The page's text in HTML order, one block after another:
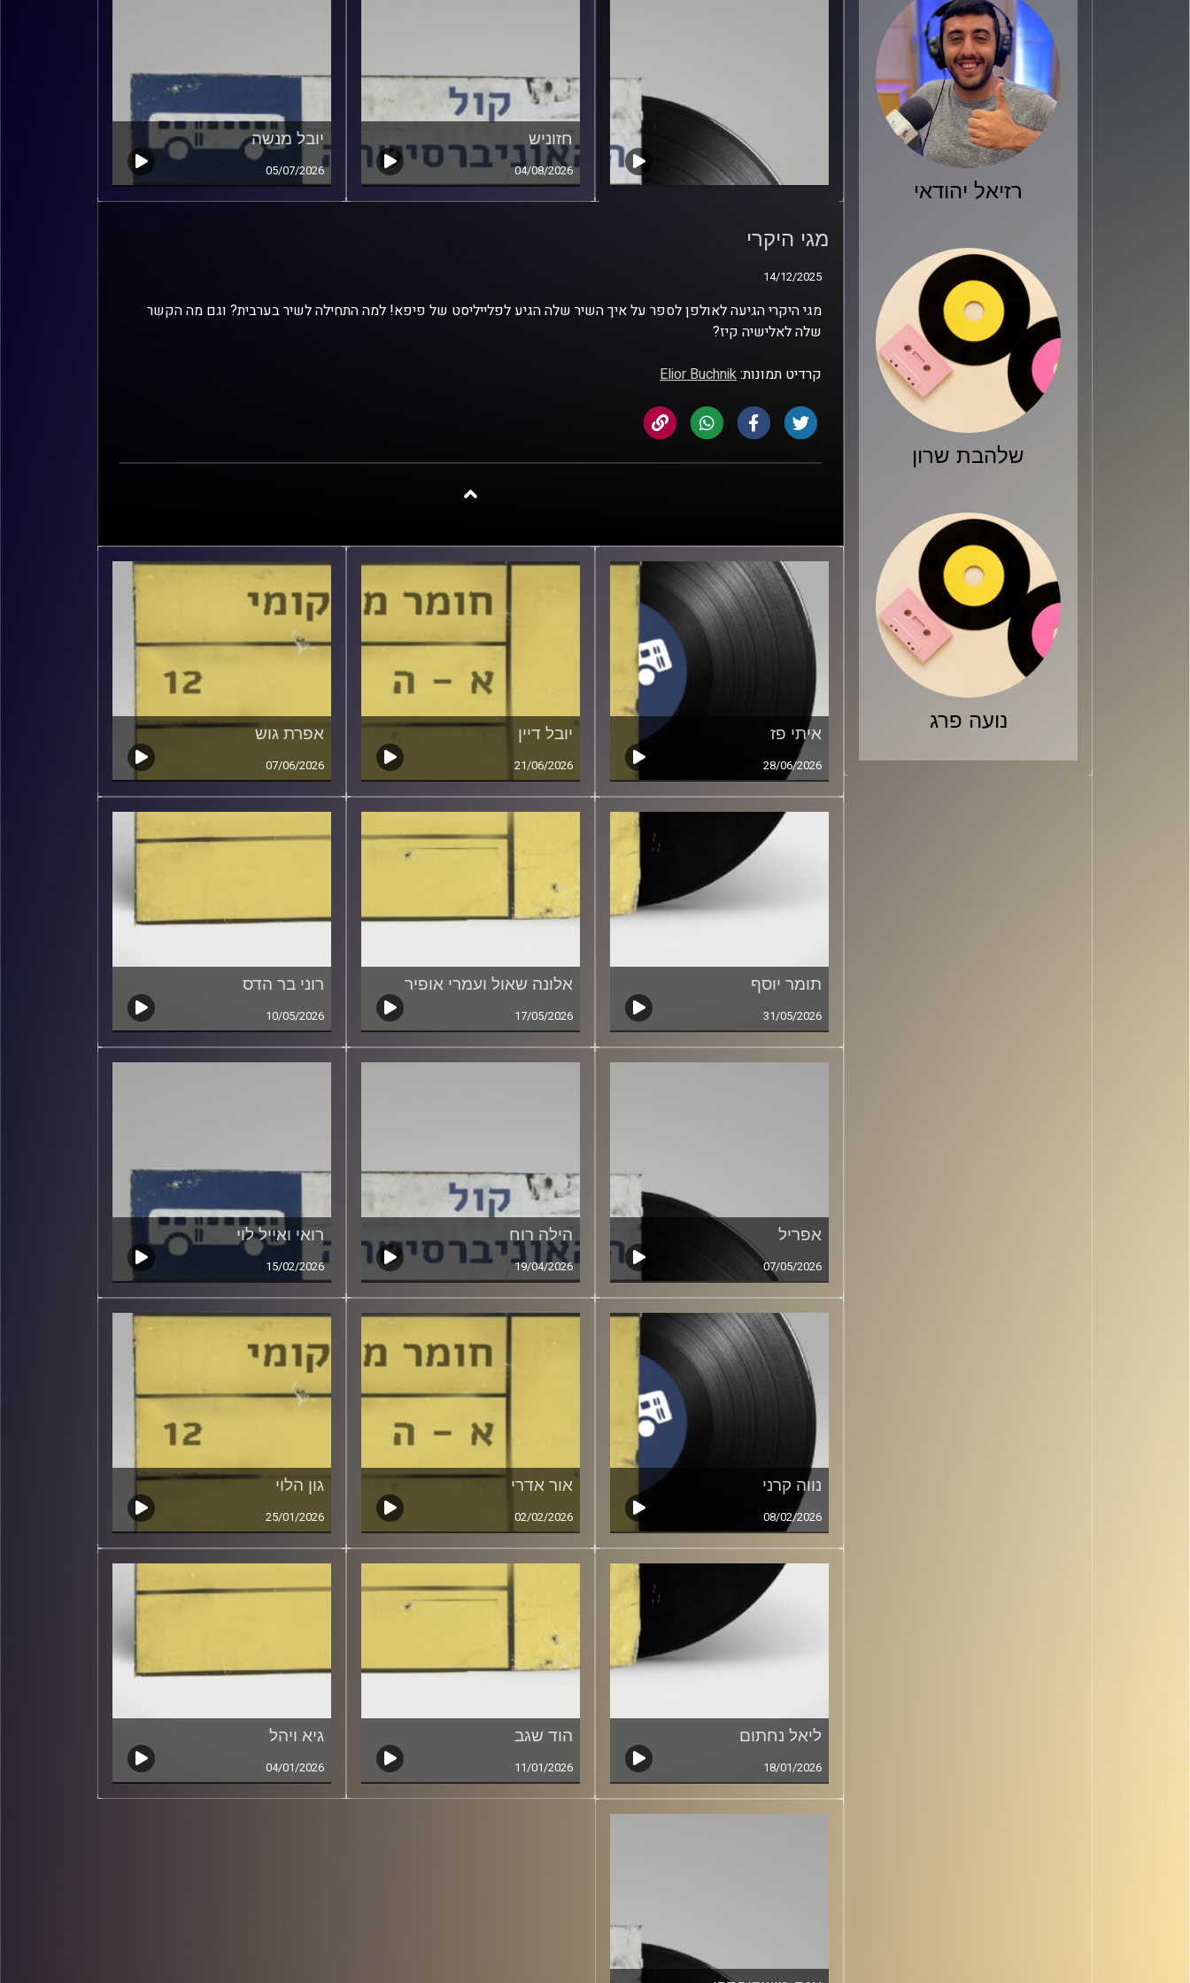
רזיאל יהודאי
שלהבת שרון
נועה פרג
14/12/2025
חזוניש
04/08/2026
יובל מנשה
05/07/2026
מגי היקרי
14/12/2025
מגי היקרי הגיעה לאולפן לספר על איך השיר שלה הגיע לפלייליסט של פיפא! למה התחילה לשיר בערבית? וגם מה הקשר
שלה לאלישיה קיז?
קרדיט תמונות:Elior Buchnik
איתי פז
28/06/2026
יובל דיין
21/06/2026
אפרת גוש
07/06/2026
תומר יוסף
31/05/2026
אלונה שאול ועמרי אופיר
17/05/2026
רוני בר הדס
10/05/2026
אפריל
07/05/2026
הילה רוח
19/04/2026
רואי ואייל לוי
15/02/2026
נווה קרני
08/02/2026
אור אדרי
02/02/2026
גון הלוי
25/01/2026
ליאל נחתום
18/01/2026
הוד שגב
11/01/2026
גיא ויהל
04/01/2026